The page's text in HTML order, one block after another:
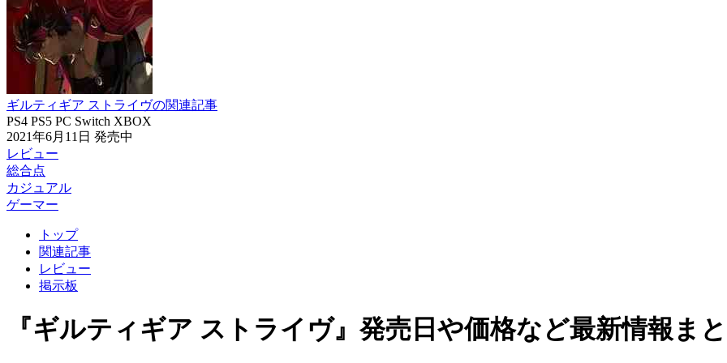
ギルティギア ストライヴの関連記事
PS4 PS5 PC Switch XBOX
2021年6月11日 発売中
レビュー
総合点
カジュアル
ゲーマー
トップ
関連記事
レビュー
掲示板
『ギルティギア ストライヴ』発売日や価格など最新情報ま